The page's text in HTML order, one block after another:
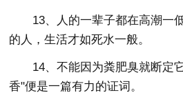
13、人的一辈子都在高潮一
的人，生活才如死水一般。
14、不能因为粪肥臭就断定
香"便是一篇有力的证词。